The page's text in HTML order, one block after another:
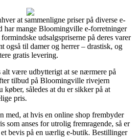
at sammenligne priser på diverse e-
har mange Bloomingville e-forretninger
udsalgspriserne på deres varer
også til damer og herrer – drastisk, og
gratis levering.
alt være udbytterigt at se nærmere på
tilbud på Bloomingville rivejern
således at du er sikker på at
pris.
med, at hvis en online shop frembyder
som anses for utrolig fremragende, så er
bevis på en uærlig e-butik. Bestillinger